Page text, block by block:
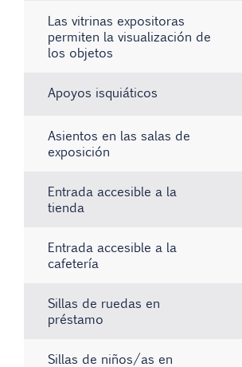
Las vitrinas expositoras
permiten la visualización de
los objetos
Apoyos isquiáticos
Asientos en las salas de
exposición
Entrada accesible a la
tienda
Entrada accesible a la
cafetería
Sillas de ruedas en
préstamo
Sillas de niños/as en